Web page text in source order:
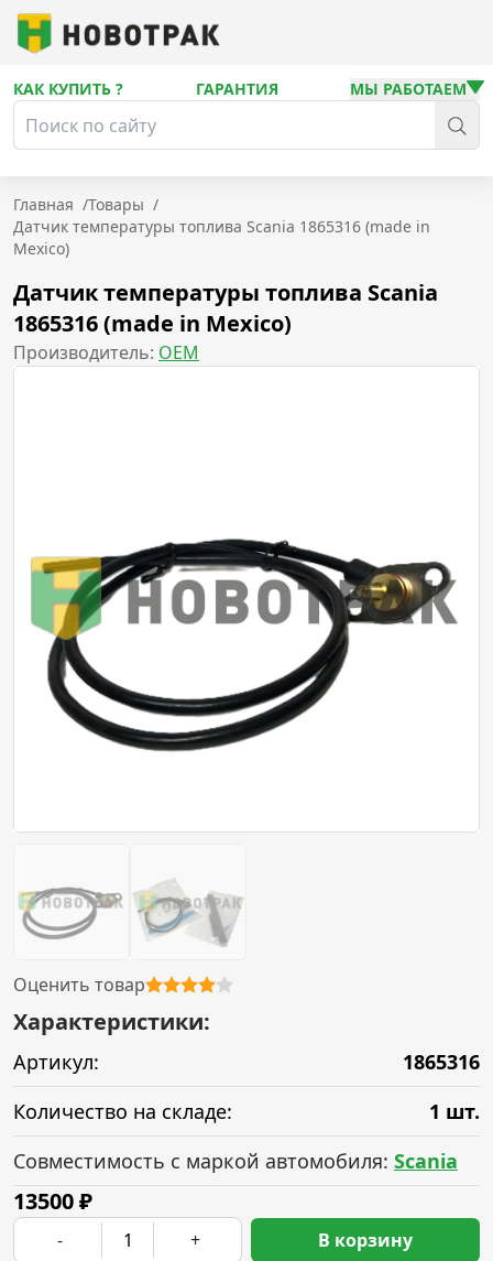
КАК КУПИТЬ ? ГАРАНТИЯ МЫ РАБОТАЕМ
Главная /Товары /
Датчик температуры топлива Scania 1865316 (made in
Mexico)
Датчик температуры топлива Scania
1865316 (made in Mexico)
Производитель: OEM
Оценить товар
Характеристики:
Артикул:
1865316
Количество на складе:
1 шт.
Совместимость с маркой автомобиля: Scania
13500₽
- + В корзину